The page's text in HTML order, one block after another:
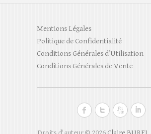
Mentions Légales
Politique de Confidentialité
Conditions Générales d’Utilisation
Conditions Générales de Vente